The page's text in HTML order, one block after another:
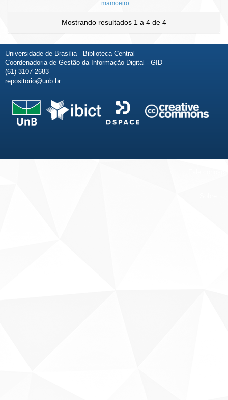
mamoeiro
Mostrando resultados 1 a 4 de 4
Universidade de Brasília - Biblioteca Central
Coordenadoria de Gestão da Informação Digital - GID
(61) 3107-2683
repositorio@unb.br